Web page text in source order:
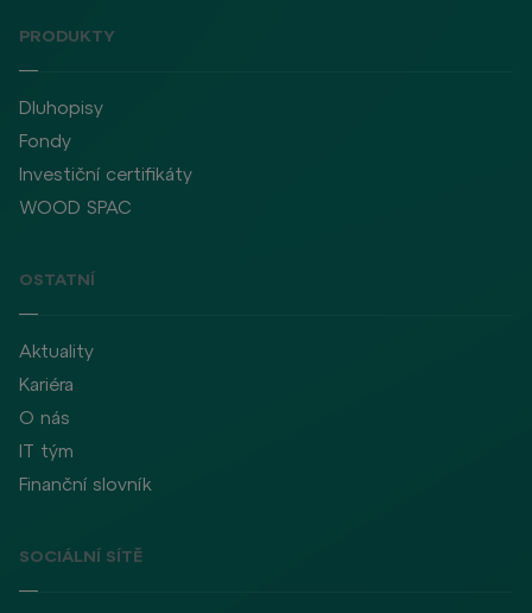
PRODUKTY
Dluhopisy
Fondy
Investiční certifikáty
WOOD SPAC
OSTATNÍ
Aktuality
Kariéra
O nás
IT tým
Finanční slovník
SOCIÁLNÍ SÍTĚ